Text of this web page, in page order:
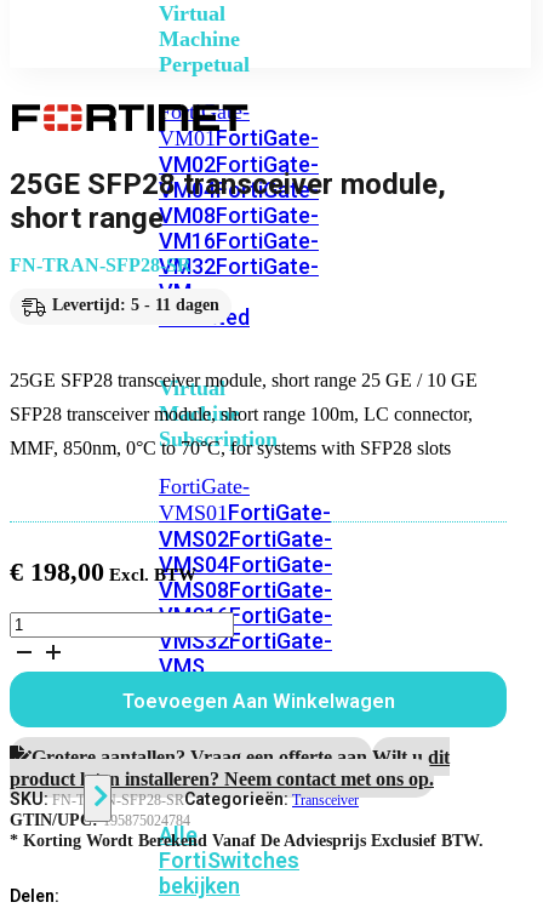
Virtual
Machine
Perpetual
FortiGate-
VM01FortiGate-
VM02FortiGate-
VM04FortiGate-
VM08FortiGate-
VM16FortiGate-
VM32FortiGate-
VM
Unlimited
Virtual
Machine
Subscription
FortiGate-
VMS01FortiGate-
VMS02FortiGate-
VMS04FortiGate-
VMS08FortiGate-
VMS16FortiGate-
VMS32FortiGate-
VMS
Unlimited
Switch
Alle
FortiSwitches
bekijken
25GE SFP28 transceiver module,
short range
FN-TRAN-SFP28-SR
Levertijd: 5 - 11 dagen
25GE SFP28 transceiver module, short range 25 GE / 10 GE
SFP28 transceiver module, short range 100m, LC connector,
MMF, 850nm, 0°C to 70°C, for systems with SFP28 slots
€ 198,00
25GE
SFP28
transceiver
module,
short
range
aantal
Toevoegen Aan Winkelwagen
Grotere aantallen? Vraag een offerte aan.Wilt u dit
product laten installeren? Neem contact met ons op.
SKU:FN-TRAN-SFP28-SRCategorieën:Transceiver
GTIN/UPC:195875024784
* Korting Wordt Berekend Vanaf De Adviesprijs Exclusief BTW.
Delen: